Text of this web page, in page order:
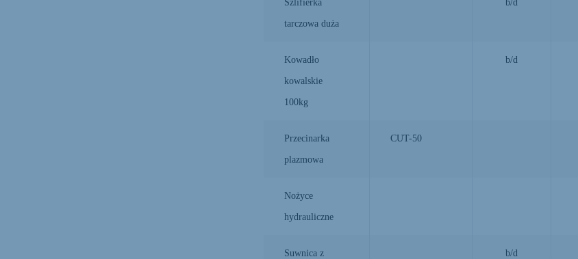
Szlifierka
tarczowa duża
b/d
Kowadło
kowalskie
100kg
b/d
Przecinarka
plazmowa
CUT-50
Nożyce
hydrauliczne
Suwnica z b/d